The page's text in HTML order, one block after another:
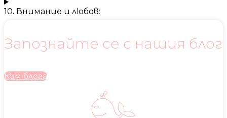
10. Внимание и любов:
Запознайте се с нашия блог
Към блога